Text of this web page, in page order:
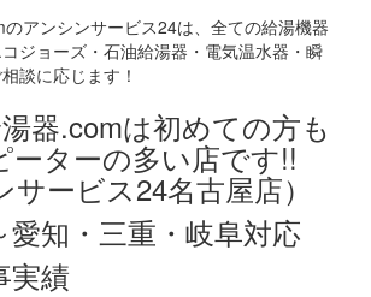
アンシンサービス24は、全ての給湯機器
コジョーズ・石油給湯器・電気温水器・瞬
談に応じます！
愛知・三重・岐阜対応
実績